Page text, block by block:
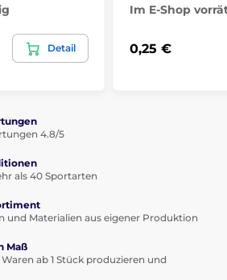
Detail
Im E-Shop
0,25 €
4.8/5
als 40 Sportarten
und Materialien aus eigener Produktion
Maß
ab 1 Stück produzieren und